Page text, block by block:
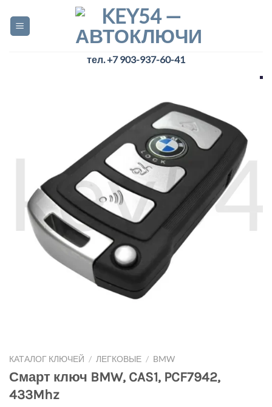
content
тел. +7 903-937-60-41
КАТАЛОГ КЛЮЧЕЙ / ЛЕГКОВЫЕ / BMW
Смарт ключ BMW, CAS1, PCF7942,
433Mhz